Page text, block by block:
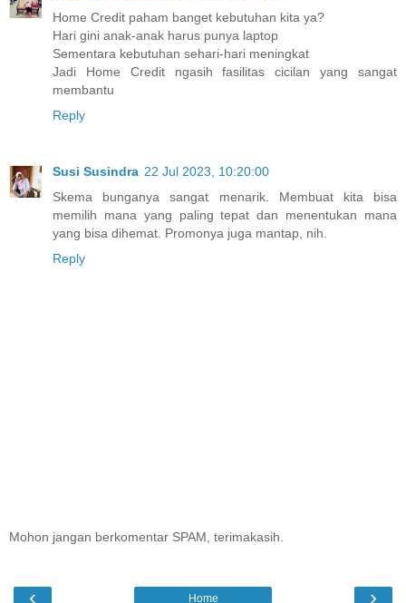
Home Credit paham banget kebutuhan kita ya?
Hari gini anak-anak harus punya laptop
Sementara kebutuhan sehari-hari meningkat
Jadi Home Credit ngasih fasilitas cicilan yang sangat
membantu
Reply
Susi Susindra 22 Jul 2023, 10:20:00
Skema bunganya sangat menarik. Membuat kita bisa
memilih mana yang paling tepat dan menentukan mana
yang bisa dihemat. Promonya juga mantap, nih.
Reply
Mohon jangan berkomentar SPAM, terimakasih.
‹ ›
Home